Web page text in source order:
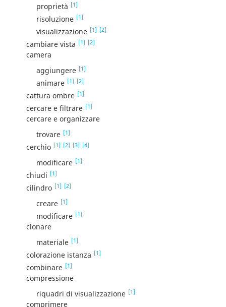
proprietà [1]
risoluzione [1]
visualizzazione [1] [2]
cambiare vista [1] [2]
camera
aggiungere [1]
animare [1] [2]
cattura ombre [1]
cercare e filtrare [1]
cercare e organizzare
trovare [1]
cerchio [1] [2] [3] [4]
modificare [1]
chiudi [1]
cilindro [1] [2]
creare [1]
modificare [1]
clonare
materiale [1]
colorazione istanza [1]
combinare [1]
compressione
riquadri di visualizzazione [1]
comprimere